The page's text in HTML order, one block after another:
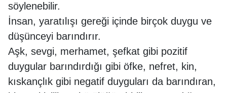
söylenebilir.
İnsan, yaratılışı gereği içinde birçok duygu ve
düşünceyi barındırır.
Aşk, sevgi, merhamet, şefkat gibi pozitif
duygular barındırdığı gibi öfke, nefret, kin,
kıskançlık gibi negatif duyguları da barındıran,